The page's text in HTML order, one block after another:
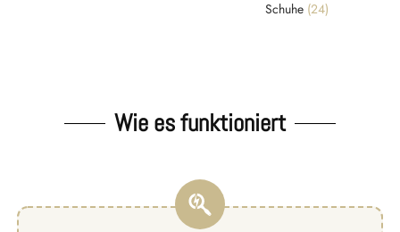
Schuhe (24)
Wie es funktioniert